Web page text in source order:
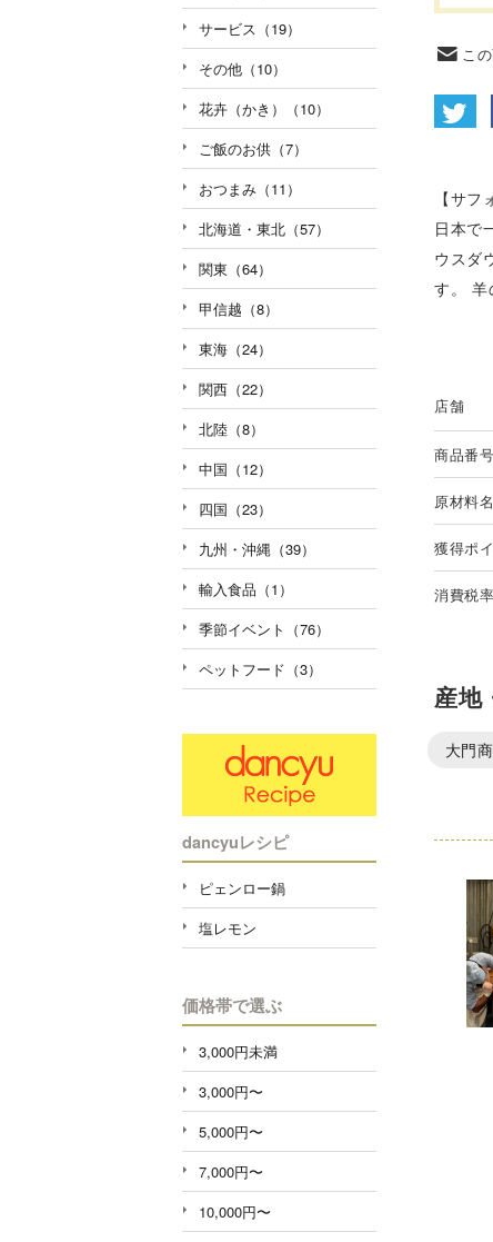
こ
【サフ
日本で
ウスダ
す。 羊
店舗
商品番号
原材料名
獲得ポ
消費税率
産地
大門
サービス（19）
その他（10）
花卉（かき）（10）
ご飯のお供（7）
おつまみ（11）
北海道・東北（57）
関東（64）
甲信越（8）
東海（24）
関西（22）
北陸（8）
中国（12）
四国（23）
九州・沖縄（39）
輸入食品（1）
季節イベント（76）
ペットフード（3）
dancyuレシピ
ピェンロー鍋
塩レモン
価格帯で選ぶ
3,000円未満
3,000円〜
5,000円〜
7,000円〜
10,000円〜